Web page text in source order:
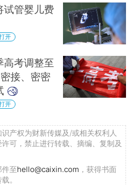
试管婴儿费
开
高考调整至
接、密密
开
产权为财新传媒及/或相关权利人
可，禁止进行转载、摘编、复制及
至hello@caixin.com ，获得书面
。